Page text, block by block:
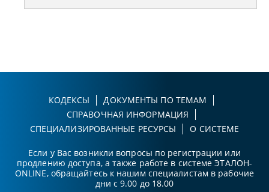
КОДЕКСЫ
ДОКУМЕНТЫ ПО ТЕМАМ
СПРАВОЧНАЯ ИНФОРМАЦИЯ
СПЕЦИАЛИЗИРОВАННЫЕ РЕСУРСЫ
О СИСТЕМЕ
Если у Вас возникли вопросы по регистрации или
продлению доступа, а также работе в системе ЭТАЛОН-
ONLINE, обращайтесь к нашим специалистам в рабочие
дни с 9.00 до 18.00